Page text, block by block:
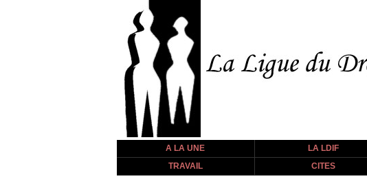
A LA UNE LA LDIF
TRAVAIL
CITES